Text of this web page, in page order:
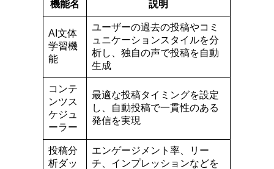
機能名 説明
AI文体
学習機
能
ユーザーの過去の投稿やコミ
ュニケーションスタイルを分
析し、独自の声で投稿を自動
生成
コンテ
ンツス
ケジュ
ーラー
最適な投稿タイミングを設定
し、自動投稿で一貫性のある
発信を実現
投稿分
析ダッ
エンゲージメント率、リー
チ、インプレッションなどを